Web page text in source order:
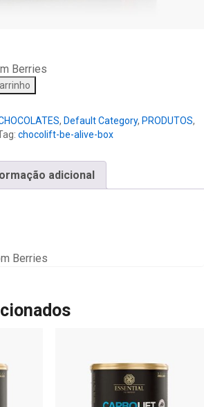
Berries
, Default Category, PRODUTOS,
chocolift-be-alive-box
adicional
Berries